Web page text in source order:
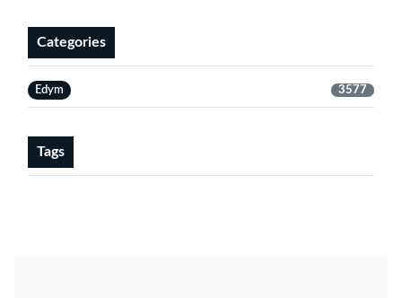
Categories
Edym 3577
Tags